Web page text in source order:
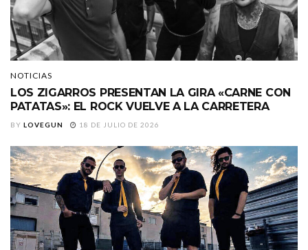
NOTICIAS
LOS ZIGARROS PRESENTAN LA GIRA «CARNE CON
PATATAS»: EL ROCK VUELVE A LA CARRETERA
BY LOVEGUN 18 DE JULIO DE 2026